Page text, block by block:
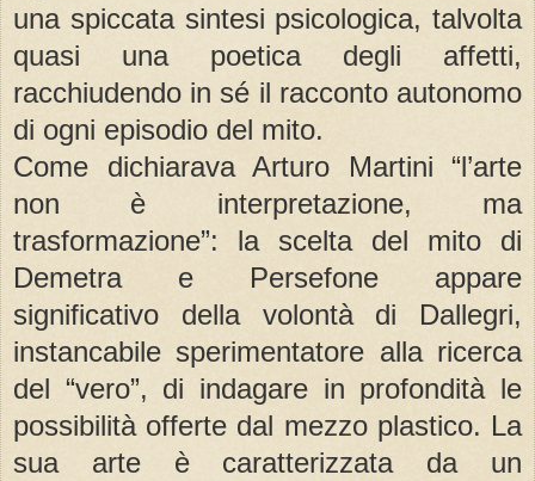
una spiccata sintesi psicologica, talvolta
quasi una poetica degli affetti,
racchiudendo in sé il racconto autonomo
di ogni episodio del mito.
Come dichiarava Arturo Martini “l’arte
non è interpretazione, ma
trasformazione”: la scelta del mito di
Demetra e Persefone appare
significativo della volontà di Dallegri,
instancabile sperimentatore alla ricerca
del “vero”, di indagare in profondità le
possibilità offerte dal mezzo plastico. La
sua arte è caratterizzata da un